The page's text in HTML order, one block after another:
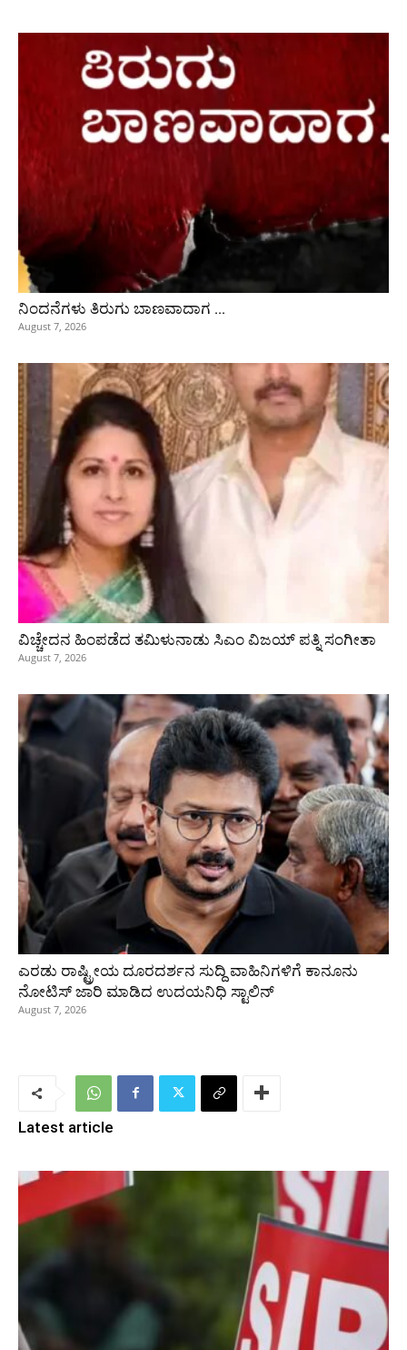
ನಿಂದನೆಗಳು ತಿರುಗು ಬಾಣವಾದಾಗ …
August 7, 2026
ವಿಚ್ಚೇದನ ಹಿಂಪಡೆದ ತಮಿಳುನಾಡು ಸಿಎಂ ವಿಜಯ್‌ ಪತ್ನಿ ಸಂಗೀತಾ
August 7, 2026
ಎರಡು ರಾಷ್ಟ್ರೀಯ ದೂರದರ್ಶನ ಸುದ್ದಿ ವಾಹಿನಿಗಳಿಗೆ ಕಾನೂನು
ನೋಟಿಸ್ ಜಾರಿ ಮಾಡಿದ ಉದಯನಿಧಿ ಸ್ಟಾಲಿನ್
August 7, 2026
Latest article